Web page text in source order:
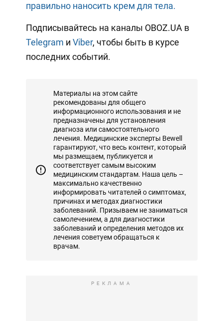
правильно наносить крем для тела.
Подписывайтесь на каналы OBOZ.UA в
Telegram и Viber, чтобы быть в курсе
последних событий.
Материалы на этом сайте
рекомендованы для общего
информационного использования и не
предназначены для установления
диагноза или самостоятельного
лечения. Медицинские эксперты Bewell
гарантируют, что весь контент, который
мы размещаем, публикуется и
соответствует самым высоким
медицинским стандартам. Наша цель –
максимально качественно
информировать читателей о симптомах,
причинах и методах диагностики
заболеваний. Призываем не заниматься
самолечением, а для диагностики
заболеваний и определения методов их
лечения советуем обращаться к
врачам.
РЕКЛАМА